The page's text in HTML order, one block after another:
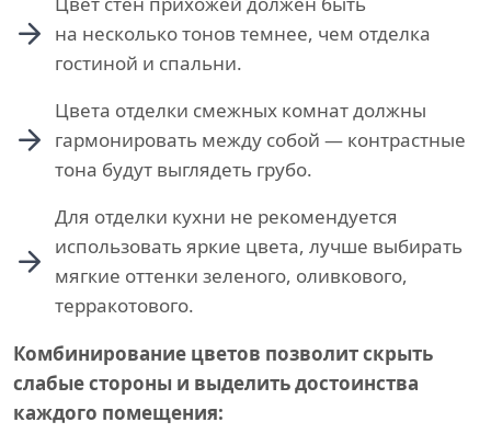
на несколько тонов темнее, чем отделка
гостиной и спальни.
Цвета отделки смежных комнат должны
гармонировать между собой — контрастные
тона будут выглядеть грубо.
Для отделки кухни не рекомендуется
использовать яркие цвета, лучше выбирать
мягкие оттенки зеленого, оливкового,
терракотового.
Комбинирование цветов позволит скрыть
слабые стороны и выделить достоинства
каждого помещения: